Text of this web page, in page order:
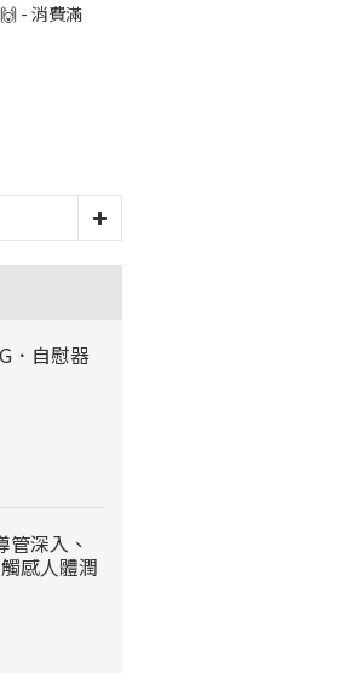
- 消費滿
．自慰器
管深入、
感人體潤